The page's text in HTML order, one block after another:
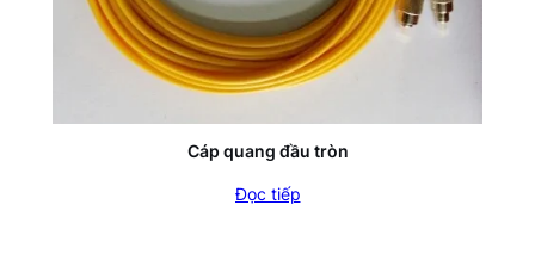
Cáp quang đầu tròn
Đọc tiếp